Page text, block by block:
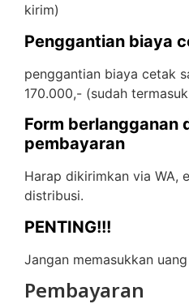
kirim)
Penggantian biaya
penggantian biaya cetak
170.000,- (sudah
Form berlangganan
pembayaran
Harap dikirimkan via WA,
distribusi.
PENTING!!!
Jangan memasukkan
Pembayaran